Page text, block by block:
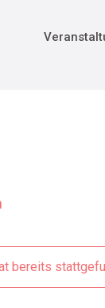
bereits